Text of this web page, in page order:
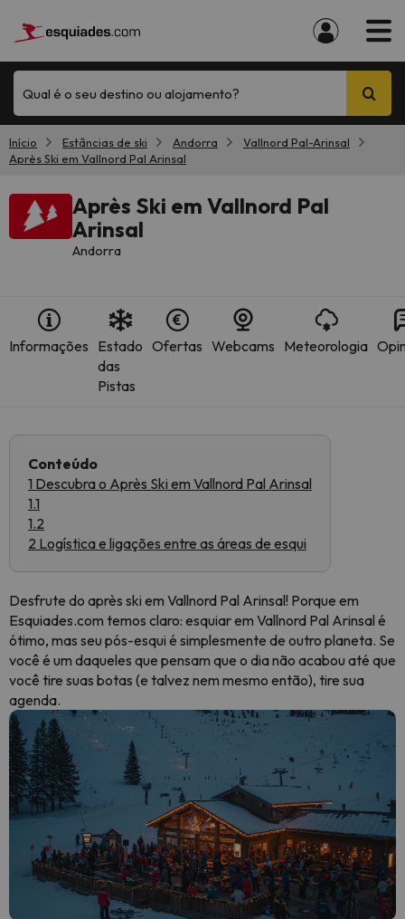
Qual é o seu destino ou alojamento?
Início Estâncias de ski Andorra
Vallnord Pal-Arinsal
Après Ski em Vallnord Pal Arinsal
Après Ski em Vallnord Pal
Arinsal
Andorra
Informações Estado
das
Pistas
Ofertas Webcams Meteorologia
Conteúdo
1 Descubra o Après Ski em Vallnord Pal Arinsal
1.1
1.2
2 Logística e ligações entre as áreas de esqui
Desfrute do après ski em Vallnord Pal Arinsal! Porque em
Esquiades.com temos claro: esquiar em Vallnord Pal Arinsal é
ótimo, mas seu pós-esqui é simplesmente de outro planeta. Se
você é um daqueles que pensam que o dia não acabou até que
você tire suas botas (e talvez nem mesmo então), tire sua
agenda.